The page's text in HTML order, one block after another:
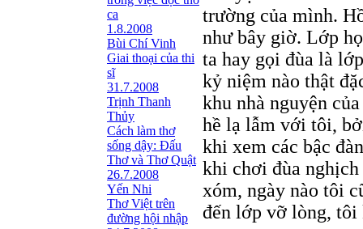
ca
1.8.2008
Bùi Chí Vinh
Giai thoại của thi
sĩ
31.7.2008
Trịnh Thanh
Thủy
Cách làm thơ
sống dậy: Đấu
Thơ và Thơ Quật
26.7.2008
Yến Nhi
Thơ Việt trên
đường hội nhập
trường của mình.
như bây giờ. Lớp
ta hay gọi đùa là
kỷ niệm nào thật
khu nhà nguyện
hề lạ lẫm với tôi,
khi xem các bậc
khi chơi đùa
xóm, ngày nào tôi
đến lớp vỡ lòng, tôi